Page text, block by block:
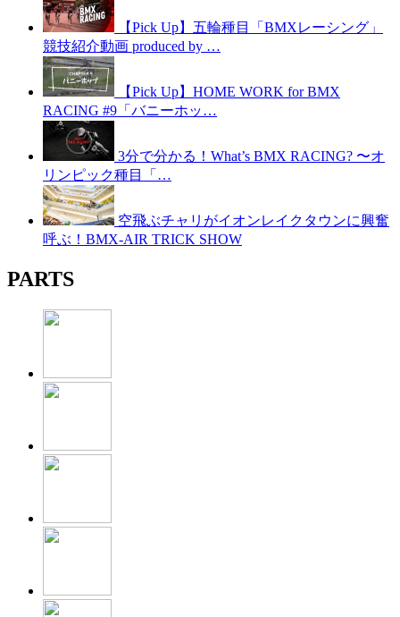
【Pick Up】五輪種目「BMXレーシング」
競技紹介動画 produced by …
【Pick Up】HOME WORK for BMX
RACING #9「バニーホッ…
3分で分かる！What’s BMX RACING? 〜オ
リンピック種目「…
空飛ぶチャリがイオンレイクタウンに興奮
呼ぶ！BMX-AIR TRICK SHOW
PARTS